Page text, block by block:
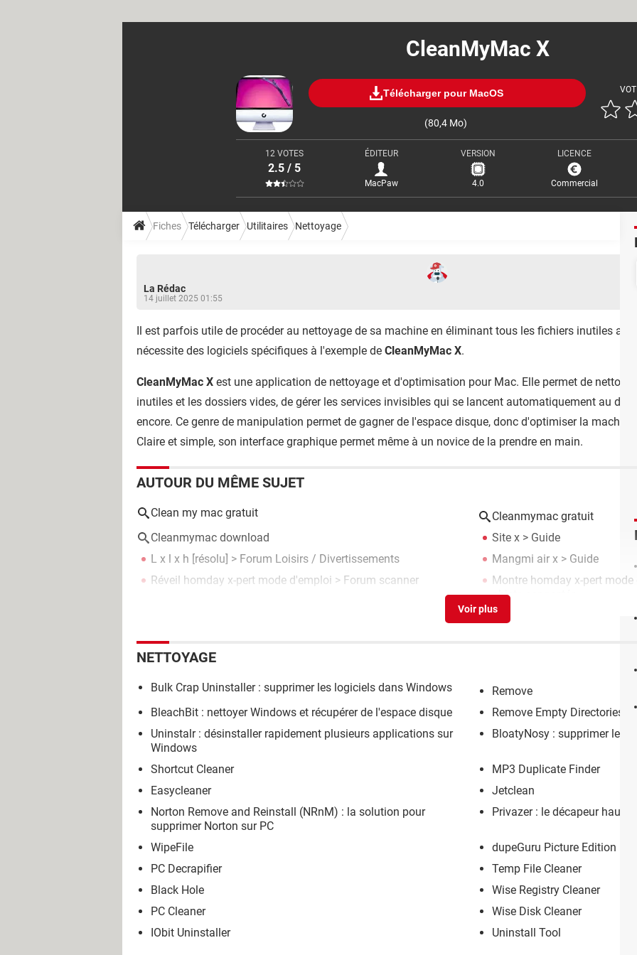
CleanMyMac X
Télécharger pour MacOS
(80,4 Mo)
12 VOTES
2.5 / 5
ÉDITEUR
MacPaw
VERSION
4.0
LICENCE
Commercial
Fiches Télécharger Utilitaires Nettoyage
La Rédac
14 juillet 2025 01:55
Il est parfois utile de procéder au nettoyage de sa machine en éliminant tous les fichiers inutiles
nécessite des logiciels spécifiques à l'exemple de CleanMyMac X.
CleanMyMac X est une application de nettoyage et d'optimisation pour Mac. Elle permet de
inutiles et les dossiers vides, de gérer les services invisibles qui se lancent automatiquement au
encore. Ce genre de manipulation permet de gagner de l'espace disque, donc d'optimiser la
Claire et simple, son interface graphique permet même à un novice de la prendre en main.
AUTOUR DU MÊME SUJET
Clean my mac gratuit
Cleanmymac gratuit
Cleanmymac download
Site x > Guide
L x l x h [résolu] > Forum Loisirs / Divertissements Mangmi air x > Guide
Réveil homday x-pert mode d'emploi > Forum scanner
Montre homday x-pert
objets connectés
NETTOYAGE
Bulk Crap Uninstaller : supprimer les logiciels dans Windows
Remove
BleachBit : nettoyer Windows et récupérer de l'espace disque
Remove Empty Directories
Uninstalr : désinstaller rapidement plusieurs applications sur
Windows
BloatyNosy : supprimer les
Shortcut Cleaner
MP3 Duplicate Finder
Easycleaner
Jetclean
Norton Remove and Reinstall (NRnM) : la solution pour
supprimer Norton sur PC
Privazer : le décapeur haute
WipeFile
dupeGuru Picture Edition
PC Decrapifier
Temp File Cleaner
Black Hole
Wise Registry Cleaner
PC Cleaner
Wise Disk Cleaner
IObit Uninstaller
Uninstall Tool